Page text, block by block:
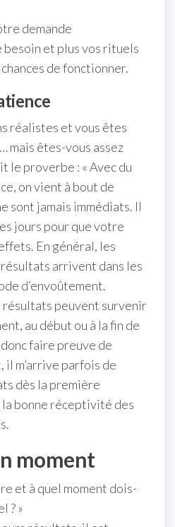
demande
et plus vos rituels
de fonctionner.
réalistes et vous êtes
mais êtes-vous assez
le proverbe : « Avec du
on vient à bout de
sont jamais immédiats. Il
jours pour que votre
En général, les
arrivent dans les
d’envoûtement.
résultats peuvent survenir
au début ou à la fin de
faire preuve de
m’arrive parfois de
dès la première
la bonne réceptivité des
moment
et à quel moment dois-
? »